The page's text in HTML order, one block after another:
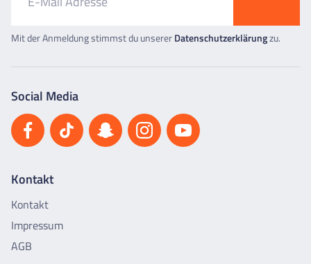
Mit der Anmeldung stimmst du unsererDatenschutzerklärungzu.
Social Media
Kontakt
Kontakt
Impressum
AGB